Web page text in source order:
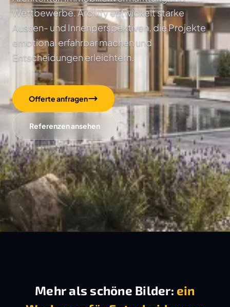
Wettbewerbe. Archify entwickelt starke
Aussen- und Innenperspektiven, die Projekte
emotional erfahrbar machen und
Entscheidungen erleichtern.
Offerte anfragen
Referenzen ansehen
Mehr als schöne Bilder: ein